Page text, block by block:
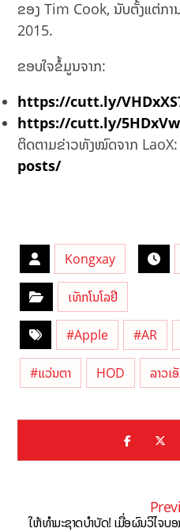
ຂອງ Tim Cook, ນັບຕັ້ງແຕ່ກ
2015.
ຂອບໃຈຂໍ້ມູນຈາກ:
https://cutt.ly/
https://cutt.ly/
ຕິດຕາມຂ່າວທັງໝົດຈາກ LaoX:
posts/
Kongxay
ເທັກໂນໂລຢີ
#Apple #AR
#ແວ່ນຕາ HOD ລາວເ
ໃຫ້ທຳມະຊາດບຳບັດ! ເມື່ອຜົນວິໄຈບ